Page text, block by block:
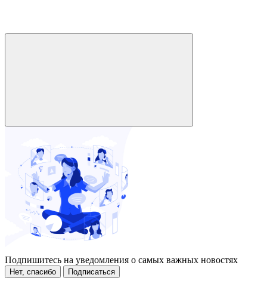
Подпишитесь на уведомления о самых важных новостях
Нет, спасибо Подписаться